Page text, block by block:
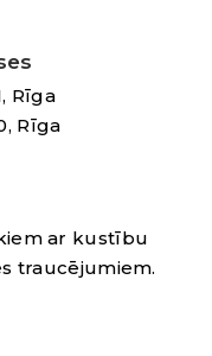
Rīga
Rīga
ar kustību
traucējumiem.